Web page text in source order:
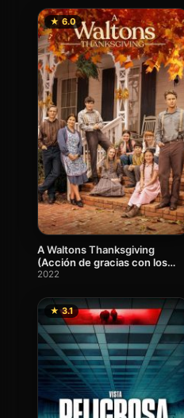
★ 6.0
A Waltons Thanksgiving
(Acción de gracias con los
Waltons)
2022
★ 3.1